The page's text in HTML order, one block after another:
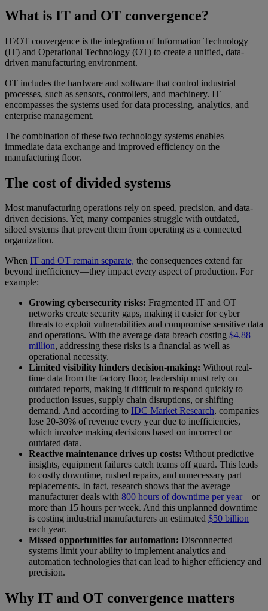
What is IT and OT convergence?
IT/OT convergence is the integration of Information Technology
(IT) and Operational Technology (OT) to create a unified, data-
driven manufacturing environment.
OT includes the hardware and software that control industrial
processes, such as sensors, controllers, and machinery. IT
encompasses the systems used for data processing, analytics, and
enterprise management.
The combination of these two technology systems enables
immediate data exchange and improved efficiency on the
manufacturing floor.
The cost of divided systems
Most manufacturing operations rely on speed, precision, and data-
driven decisions. Yet, many companies struggle with outdated,
siloed systems that prevent them from operating as a connected
organization.
When IT and OT remain separate, the consequences extend far
beyond inefficiency—they impact every aspect of production. For
example:
Growing cybersecurity risks: Fragmented IT and OT
networks create security gaps, making it easier for cyber
threats to exploit vulnerabilities and compromise sensitive data
and operations. With the average data breach costing $4.88
million, addressing these risks is a financial as well as
operational necessity.
Limited visibility hinders decision-making: Without real-
time data from the factory floor, leadership must rely on
outdated reports, making it difficult to respond quickly to
production issues, supply chain disruptions, or shifting
demand. And according to IDC Market Research, companies
lose 20-30% of revenue every year due to inefficiencies,
which involve making decisions based on incorrect or
outdated data.
Reactive maintenance drives up costs: Without predictive
insights, equipment failures catch teams off guard. This leads
to costly downtime, rushed repairs, and unnecessary part
replacements. In fact, research shows that the average
manufacturer deals with 800 hours of downtime per year—or
more than 15 hours per week. And this unplanned downtime
is costing industrial manufacturers an estimated $50 billion
each year.
Missed opportunities for automation: Disconnected
systems limit your ability to implement analytics and
automation technologies that can lead to higher efficiency and
precision.
Why IT and OT convergence matters